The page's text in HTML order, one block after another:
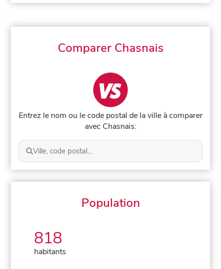
Comparer Chasnais
Entrez le nom ou le code postal de la ville à comparer
avec Chasnais:
Ville, code postal...
Population
818
habitants